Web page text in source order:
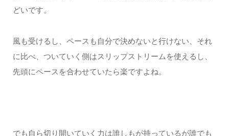
どいです。
風も受けるし、ペースも自分で決めないと行けない、それ
に比べ、ついていく側はスリップストリームを使えるし、
先頭にペースを合わせていたら楽ですよね。
でも自ら切り開いていく力は誰しもが持っているが誰でも